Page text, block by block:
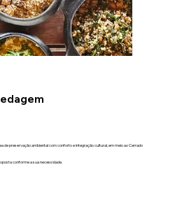
de preservação ambiental com conforto e integração cultural, em meio ao Cerrado
conforme a sua necessidade.